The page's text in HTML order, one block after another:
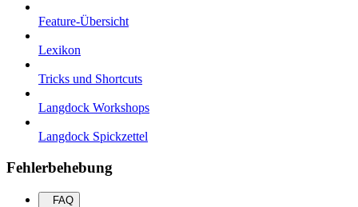
Feature-Übersicht
Lexikon
Tricks und Shortcuts
Langdock Workshops
Langdock Spickzettel
Fehlerbehebung
FAQ